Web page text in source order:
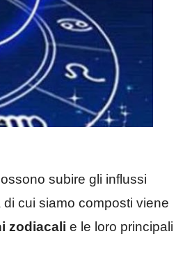
subire gli influssi
cui siamo composti viene
zodiacali e le loro principali